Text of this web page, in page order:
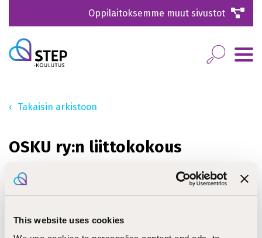
This website uses cookies
Oppilaitoksemme muut sivustot
Takaisin arkistoon
OSKU ry:n liittokokous
Järvenpäässä 11.-13.11.2022
ylin päättävä elin.